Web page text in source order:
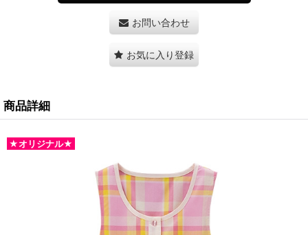
お問い合わせ
お気に入り登録
商品詳細
★オリジナル★